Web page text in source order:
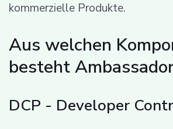
kommerzielle Produkte.
Aus welchen
besteht
DCP - Developer